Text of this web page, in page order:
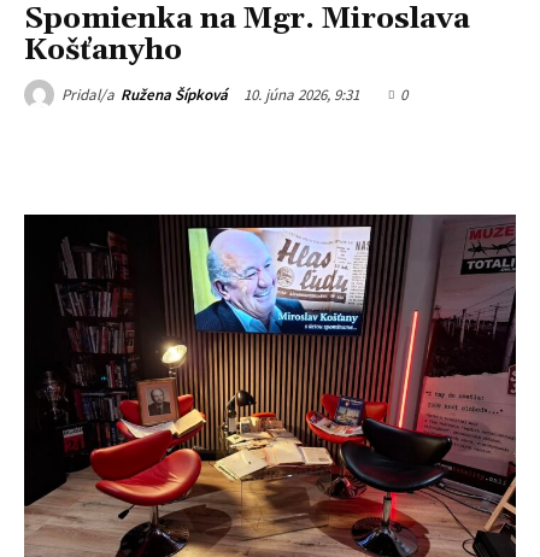
Spomienka na Mgr. Miroslava
Košťanyho
Pridal/a Ružena Šípková 10. júna 2026, 9:31 0